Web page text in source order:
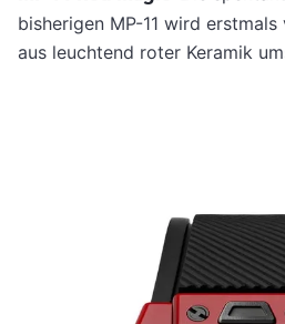
bisherigen MP-11 wird erstmals
aus leuchtend roter Keramik